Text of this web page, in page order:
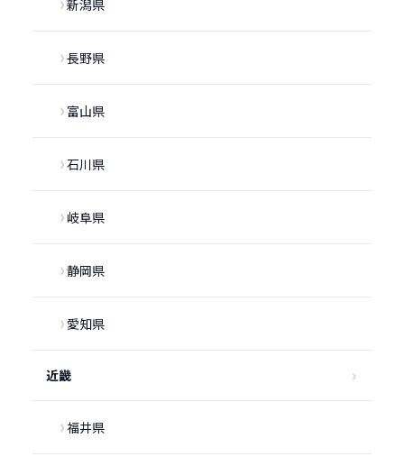
新潟県
長野県
富山県
石川県
岐阜県
静岡県
愛知県
近畿
福井県